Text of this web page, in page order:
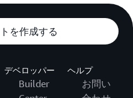
頼性、パフォーマン
ィスの実装を評価し
が提供する何千もの
おり、AWS 上で動作
ンを参照できます。
ゆるステージを保護
ンシーパートナーを
ワーク (CAF)
フォーメーションの
のサービスのセキュ
ンを確認します。
ティおよび関連する
を作成する
デベロッパー
Builder
ヘルプ
お問い